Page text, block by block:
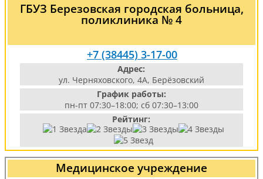
ГБУЗ Березовская городская больница,
поликлиника № 4
+7 (38445) 3-17-00
Адрес:
ул. Черняховского, 4А, Берёзовский
График работы:
пн-пт 07:30–18:00; сб 07:30–13:00
Рейтинг:
Медицинское учреждение